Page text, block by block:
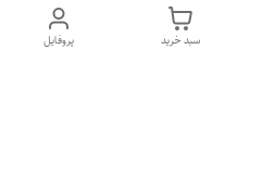
پروفایل سبد خرید